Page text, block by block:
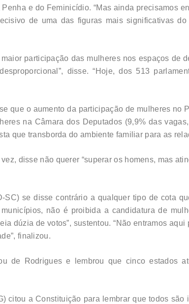
e do Feminicídio. “Mas ainda precisamos
de uma das figuras mais significativas
participação das mulheres nos espaços de
disse. “Hoje, dos 513
que o aumento da participação de mulheres no
na Câmara dos Deputados (9,9% das
que transborda do ambiente familiar para as
disse não querer “superar os homens, mas
SC) se disse contrário a qualquer tipo de cota
não é proibida a candidatura de
dúzia de votos”, sustentou. “Não entramos
finalizou.
de Rodrigues e lembrou que cinco estados
citou a Constituição para lembrar que todos